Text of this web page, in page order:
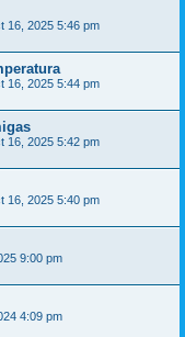
16, 2025 5:46 pm
16, 2025 5:44 pm
16, 2025 5:42 pm
16, 2025 5:40 pm
9:00 pm
4:09 pm